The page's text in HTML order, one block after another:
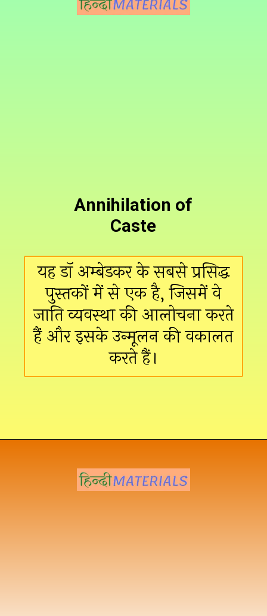
यह डॉ अम्बेडकर के सबसे प्रसिद्ध
पुस्तकों में से एक है, जिसमें वे
जाति व्यवस्था की आलोचना करते
हैं और इसके उन्मूलन की वकालत
करते हैं।
Annihilation of
Caste